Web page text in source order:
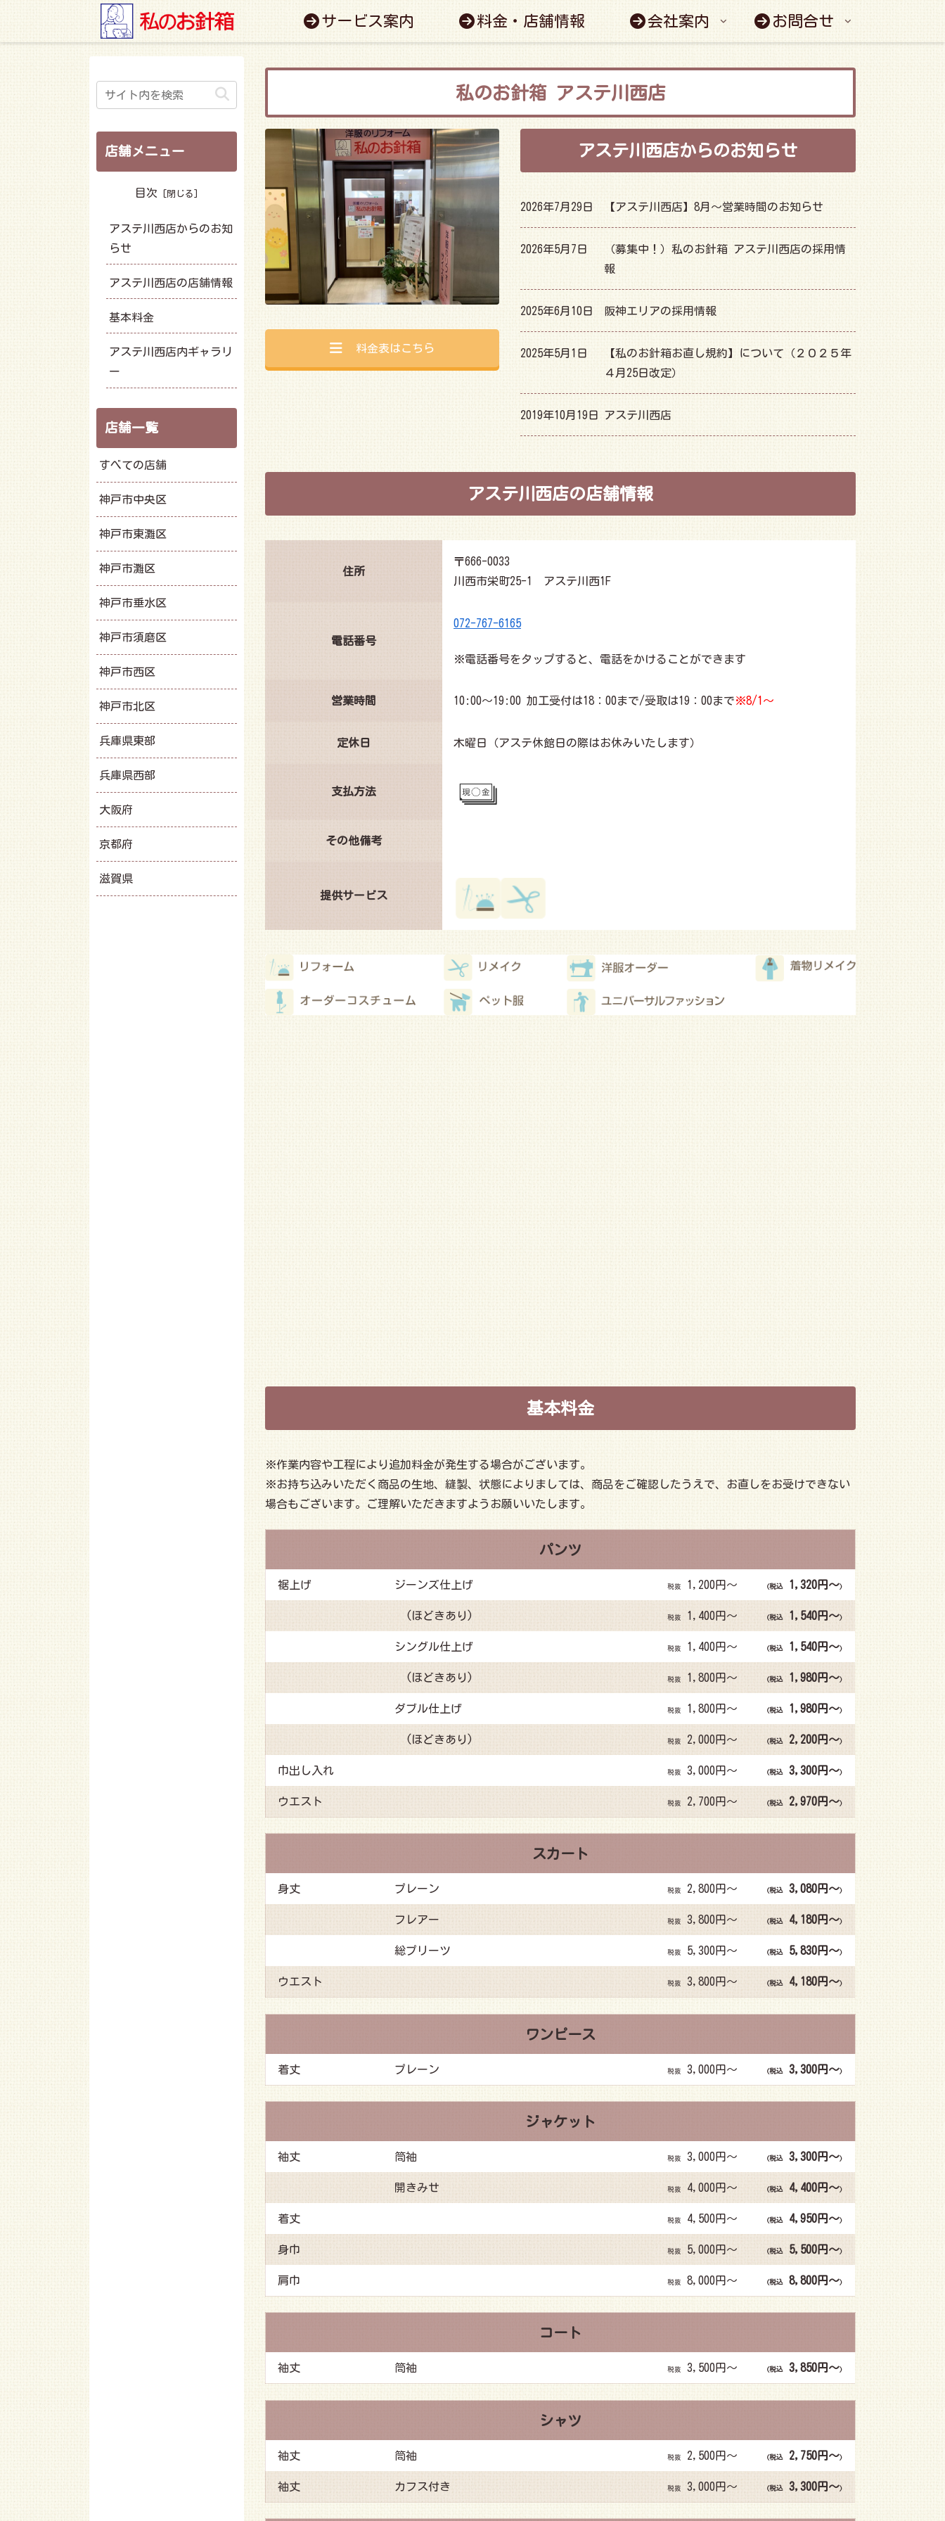
サービス案内 料金・店舗情報 会社案内 お問合せ
アステ川西店
料金表はこちら
アステ川西店からのお知らせ
2026年7月29日 【アステ川西店】8月～営業時間のお知らせ
2026年5月7日
（募集中！）私のお針箱 アステ川西店の採用情
報
2025年6月10日 阪神エリアの採用情報
2025年5月1日
【私のお針箱お直し規約】について（２０２５年
４月25日改定）
2019年10月19日 アステ川西店
アステ川西店の店舗情報
住所
〒666-0033
川西市栄町25-1 アステ川西1F
電話番号
072-767-6165
※電話番号をタップすると、電話をかけることができます
営業時間 10:00～19:00 加工受付は18：00まで/受取は19：00まで※8/1～
定休日 木曜日（アステ休館日の際はお休みいたします）
支払方法
その他備考
提供サービス
基本料金
※作業内容や工程により追加料金が発生する場合がございます。
※お持ち込みいただく商品の生地、縫製、状態によりましては、商品をご確認したうえで、お直しをお受けできない
場合もございます。ご理解いただきますようお願いいたします。
パンツ
裾上げ ジーンズ仕上げ 税抜 1,200円～ (税込 1,320円～)
(ほどきあり) 税抜 1,400円～ (税込 1,540円～)
シングル仕上げ 税抜 1,400円～ (税込 1,540円～)
(ほどきあり) 税抜 1,800円～ (税込 1,980円～)
ダブル仕上げ 税抜 1,800円～ (税込 1,980円～)
(ほどきあり) 税抜 2,000円～ (税込 2,200円～)
巾出し入れ 税抜 3,000円～ (税込 3,300円～)
ウエスト 税抜 2,700円～ (税込 2,970円～)
スカート
身丈 プレーン 税抜 2,800円～ (税込 3,080円～)
フレアー 税抜 3,800円～ (税込 4,180円～)
総プリーツ 税抜 5,300円～ (税込 5,830円～)
ウエスト 税抜 3,800円～ (税込 4,180円～)
ワンピース
着丈 プレーン 税抜 3,000円～ (税込 3,300円～)
ジャケット
袖丈 筒袖 税抜 3,000円～ (税込 3,300円～)
開きみせ 税抜 4,000円～ (税込 4,400円～)
着丈 税抜 4,500円～ (税込 4,950円～)
身巾 税抜 5,000円～ (税込 5,500円～)
肩巾 税抜 8,000円～ (税込 8,800円～)
コート
袖丈 筒袖 税抜 3,500円～ (税込 3,850円～)
シャツ
袖丈 筒袖 税抜 2,500円～ (税込 2,750円～)
袖丈 カフス付き 税抜 3,000円～ (税込 3,300円～)
店舗メニュー
目次
アステ川西店からのお知
らせ
アステ川西店の店舗情報
基本料金
アステ川西店内ギャラリ
ー
店舗一覧
すべての店舗
神戸市中央区
神戸市東灘区
神戸市灘区
神戸市垂水区
神戸市須磨区
神戸市西区
神戸市北区
兵庫県東部
兵庫県西部
大阪府
京都府
滋賀県